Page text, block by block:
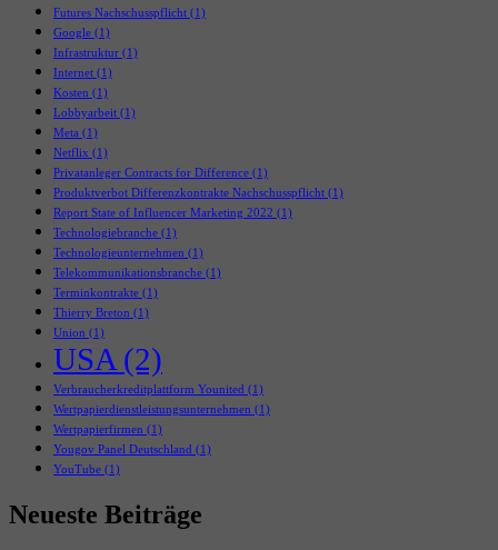
Futures Nachschusspflicht (1)
Google (1)
Infrastruktur (1)
Internet (1)
Kosten (1)
Lobbyarbeit (1)
Meta (1)
Netflix (1)
Privatanleger Contracts for Difference (1)
Produktverbot Differenzkontrakte Nachschusspflicht (1)
Report State of Influencer Marketing 2022 (1)
Technologiebranche (1)
Technologieunternehmen (1)
Telekommunikationsbranche (1)
Terminkontrakte (1)
Thierry Breton (1)
Union (1)
USA (2)
Verbraucherkreditplattform Younited (1)
Wertpapierdienstleistungsunternehmen (1)
Wertpapierfirmen (1)
Yougov Panel Deutschland (1)
YouTube (1)
Neueste Beiträge